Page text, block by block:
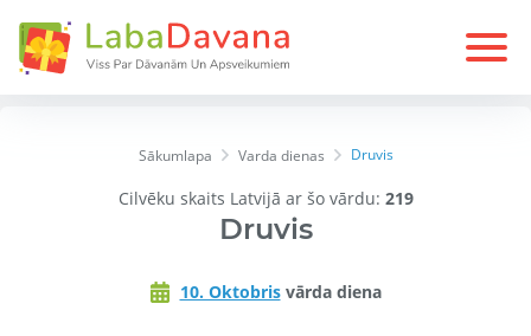
Sākumlapa Varda dienas Druvis
Cilvēku skaits Latvijā ar šo vārdu: 219
Druvis
10. Oktobrisvārda diena